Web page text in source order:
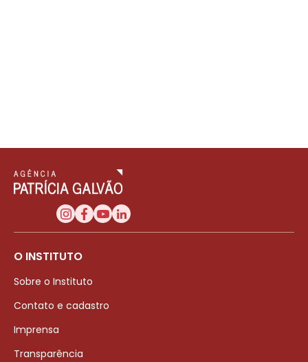
O INSTITUTO
Sobre o Instituto
Contato e cadastro
Imprensa
Transparência